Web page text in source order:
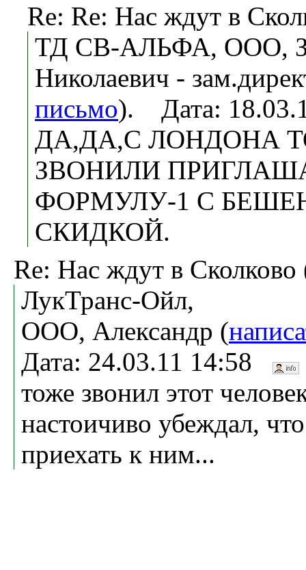
Re: Re: Нас ждут в
ТД СВ-АЛЬФА, ООО,
Николаевич -
письмо). Дата:
ДА,ДА,С ЛОНДОНА
ЗВОНИЛИ
ФОРМУЛУ-1 С
СКИДКОЙ.
Re: Нас ждут в Сколково
ЛукТранс-Ойл,
ООО, Александр (
Дата: 24.03.11 14:58
тоже звонил этот
настоичиво убеждал,
приехать к ним...